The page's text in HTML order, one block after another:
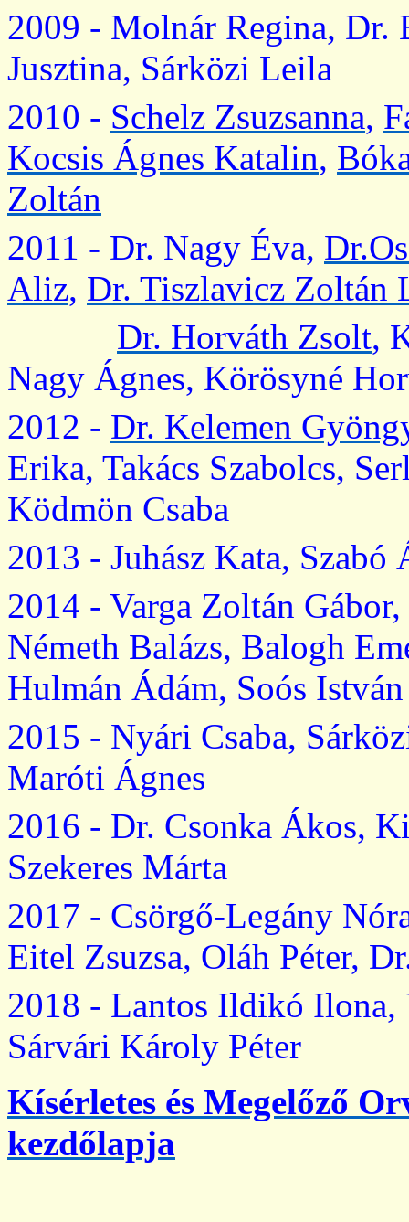
2009 - Molnár Regina, Dr.
Jusztina, Sárközi Leila
2010 - Schelz Zsuzsanna,
Kocsis Ágnes Katalin,
Zoltán
2011 - Dr. Nagy Éva,
Aliz, Dr. Tiszlavicz Zoltán
Dr. Horváth Zsolt,
Nagy Ágnes, Körösyné
2012 - Dr. Kelemen
Erika, Takács Szabolcs,
Ködmön Csaba
2013 - Juhász Kata, Szabó
2014 - Varga Zoltán
Németh Balázs, Balogh
Hulmán Ádám, Soós István
2015 - Nyári Csaba,
Maróti Ágnes
2016 - Dr. Csonka Ákos,
Szekeres Márta
2017 - Csörgő-Legány
Eitel Zsuzsa, Oláh Péter,
2018 - Lantos Ildikó
Sárvári Károly Péter
Kísérletes és Megelőző
kezdőlapja